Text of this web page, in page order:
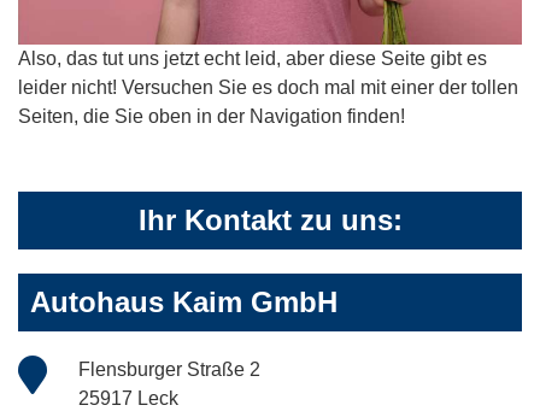
Also, das tut uns jetzt echt leid, aber diese Seite gibt es
leider nicht! Versuchen Sie es doch mal mit einer der tollen
Seiten, die Sie oben in der Navigation finden!
Ihr Kontakt zu uns:
Autohaus Kaim GmbH
Flensburger Straße 2
25917 Leck